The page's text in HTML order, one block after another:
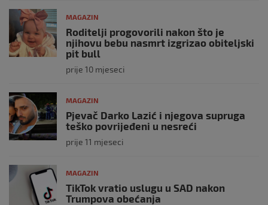
MAGAZIN
Roditelji progovorili nakon što je
njihovu bebu nasmrt izgrizao obiteljski
pit bull
prije 10 mjeseci
MAGAZIN
Pjevač Darko Lazić i njegova supruga
teško povrijeđeni u nesreći
prije 11 mjeseci
MAGAZIN
TikTok vratio uslugu u SAD nakon
Trumpova obećanja